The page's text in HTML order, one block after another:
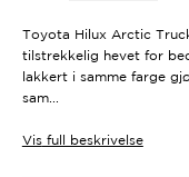
Toyota Hilux Arctic
tilstrekkelig hevet for
lakkert i samme farge
sam...
Visfull beskrivelse